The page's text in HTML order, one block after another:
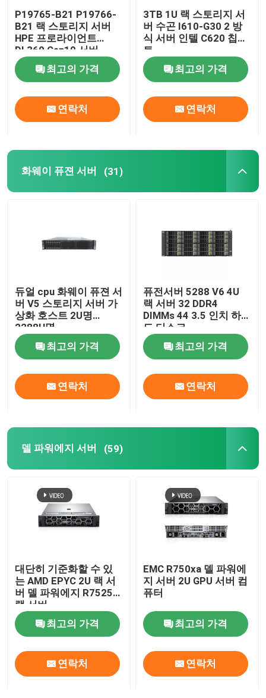
P19765-B21 P19766-
B21 랙 스토리지 서버
HPE 프로라이언트
DL360 Gen10 서버
최고의 가격
연락처
3TB 1U 랙 스토리지 서
버 수곤 I610-G30 2 방
식 서버 인텔 C620 칩셋
트
최고의 가격
연락처
화웨이 퓨젼 서버 (31)
듀얼 cpu 화웨이 퓨젼 서
버 V5 스토리지 서버 가
상화 호스트 2U명
2288H명
최고의 가격
연락처
퓨전서버 5288 V6 4U
랙 서버 32 DDR4
DIMMs 44 3.5 인치 하
드 디스크
최고의 가격
연락처
델 파워에지 서버 (59)
대단히 기준화할 수 있
는 AMD EPYC 2U 랙 서
버 델 파워에지 R7525
랙 서버
최고의 가격
연락처
EMC R750xa 델 파워에
지 서버 2U GPU 서버 컴
퓨터
최고의 가격
연락처